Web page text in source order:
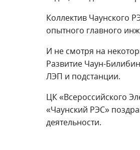
Коллектив Чаунского
опытного главного
И не смотря на
Развитие Чаун-
ЛЭП и подстанции.
ЦК «Всероссийского
«Чаунский РЭС»
деятельности.